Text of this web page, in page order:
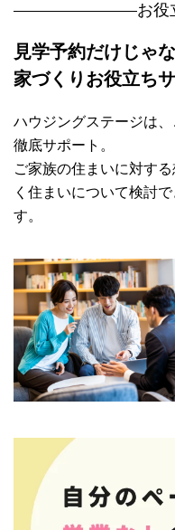
お役
見学予約だけじゃな
家づくりお役立ち
ハウジングステージは
徹底サポート。
ご家族の住まいに対す
く住まいについて検討
す。